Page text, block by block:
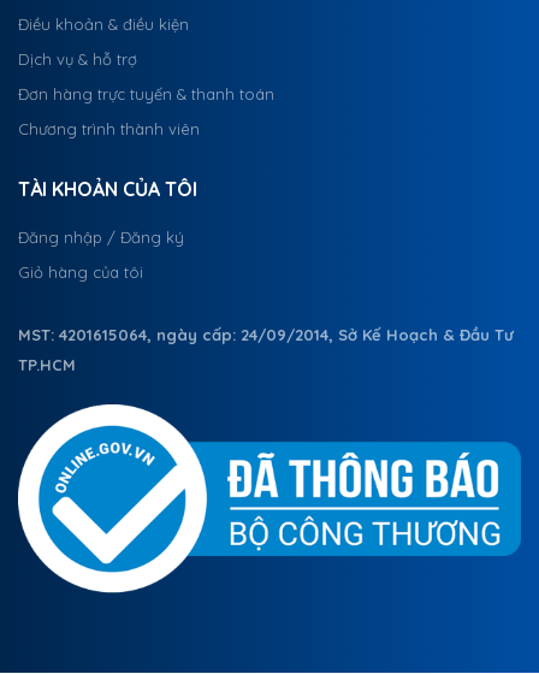
Điều khoản & điều kiện
Dịch vụ & hỗ trợ
Đơn hàng trực tuyến & thanh toán
Chương trình thành viên
TÀI KHOẢN CỦA TÔI
Đăng nhập / Đăng ký
Giỏ hàng của tôi
MST: 4201615064, ngày cấp: 24/09/2014, Sở Kế Hoạch & Đầu Tư
TP.HCM